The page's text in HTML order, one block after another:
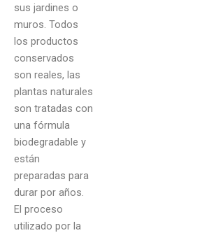
sus jardines o
muros. Todos
los productos
conservados
son reales, las
plantas naturales
son tratadas con
una fórmula
biodegradable y
están
preparadas para
durar por años.
El proceso
utilizado por la